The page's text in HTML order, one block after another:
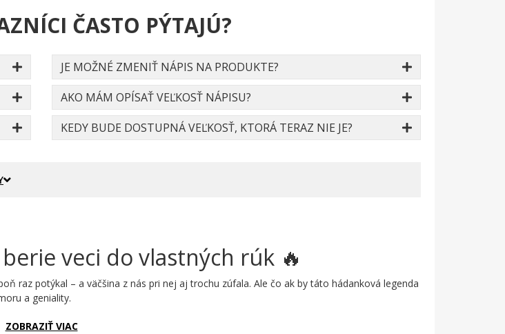
ČASTO PÝTAJÚ?
JE MOŽNÉ ZMENIŤ NÁPIS NA PRODUKTE?
AKO MÁM OPÍSAŤ VEĽKOSŤ NÁPISU?
KEDY BUDE DOSTUPNÁ VEĽKOSŤ, KTORÁ TERAZ NIE JE?
veci do vlastných rúk 🔥
raz potýkal – a väčšina z nás pri nej aj trochu zúfala. Ale čo ak by táto hádanková legenda
a geniality.
ZOBRAZIŤ VIAC